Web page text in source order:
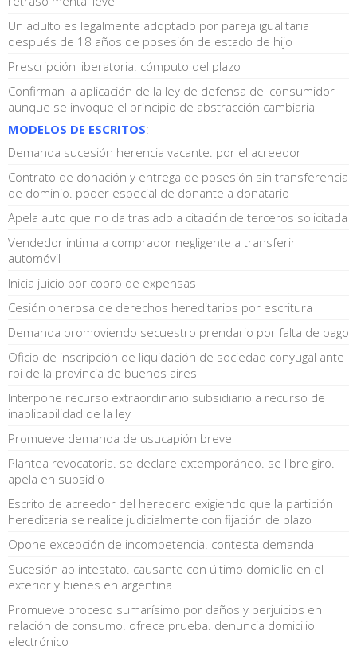
Un adulto es legalmente adoptado por pareja igualitaria
después de 18 años de posesión de estado de hijo
Prescripción liberatoria. cómputo del plazo
Confirman la aplicación de la ley de defensa del consumidor
aunque se invoque el principio de abstracción cambiaria
MODELOS DE ESCRITOS:
Demanda sucesión herencia vacante. por el acreedor
Contrato de donación y entrega de posesión sin transferencia
de dominio. poder especial de donante a donatario
Apela auto que no da traslado a citación de terceros solicitada
Vendedor intima a comprador negligente a transferir
automóvil
Inicia juicio por cobro de expensas
Cesión onerosa de derechos hereditarios por escritura
Demanda promoviendo secuestro prendario por falta de pago
Oficio de inscripción de liquidación de sociedad conyugal ante
rpi de la provincia de buenos aires
Interpone recurso extraordinario subsidiario a recurso de
inaplicabilidad de la ley
Promueve demanda de usucapión breve
Plantea revocatoria. se declare extemporáneo. se libre giro.
apela en subsidio
Escrito de acreedor del heredero exigiendo que la partición
hereditaria se realice judicialmente con fijación de plazo
Opone excepción de incompetencia. contesta demanda
Sucesión ab intestato. causante con último domicilio en el
exterior y bienes en argentina
Promueve proceso sumarísimo por daños y perjuicios en
relación de consumo. ofrece prueba. denuncia domicilio
electrónico